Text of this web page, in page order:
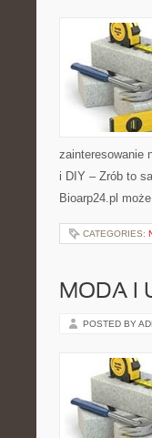
zainteresowanie
i DIY – Zrób to
Bioarp24.pl
CATEGORIES:
MODA I
POSTED BY